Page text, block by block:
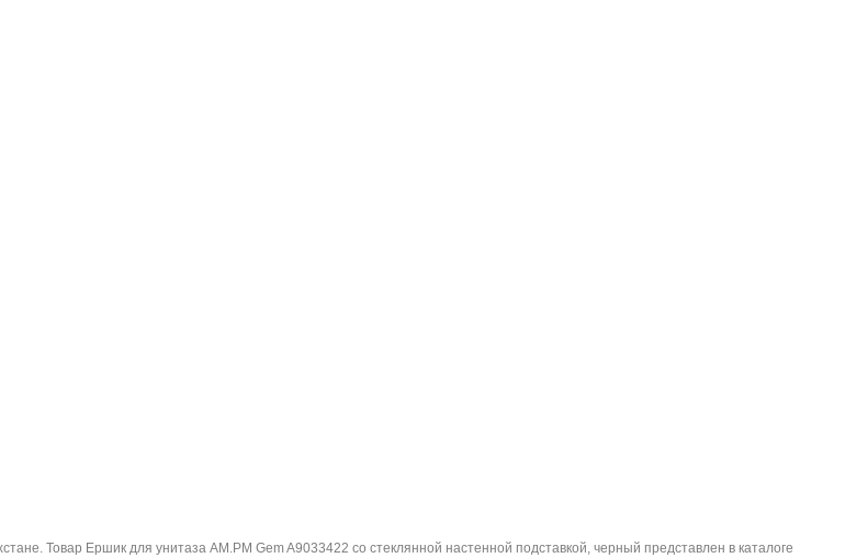
Товар Ершик для унитаза AM.PM Gem A9033422 со стеклянной настенной подставкой, черный представлен в каталоге